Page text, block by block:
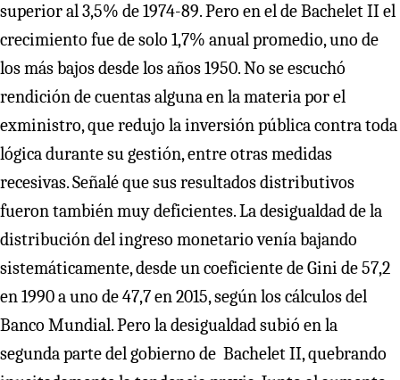
superior al 3,5% de 1974-89. Pero en el de Bachelet II el
crecimiento fue de solo 1,7% anual promedio, uno de
los más bajos desde los años 1950. No se escuchó
rendición de cuentas alguna en la materia por el
exministro, que redujo la inversión pública contra toda
lógica durante su gestión, entre otras medidas
recesivas. Señalé que sus resultados distributivos
fueron también muy deficientes. La desigualdad de la
distribución del ingreso monetario venía bajando
sistemáticamente, desde un coeficiente de Gini de 57,2
en 1990 a uno de 47,7 en 2015, según los cálculos del
Banco Mundial. Pero la desigualdad subió en la
segunda parte del gobierno de Bachelet II, quebrando